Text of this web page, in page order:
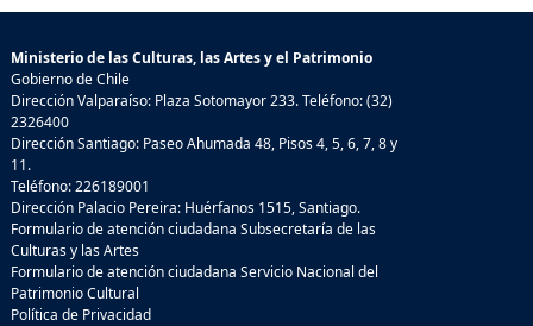
Ministerio de las Culturas, las Artes y el Patrimonio
Gobierno de Chile
Dirección Valparaíso: Plaza Sotomayor 233. Teléfono: (32)
2326400
Dirección Santiago: Paseo Ahumada 48, Pisos 4, 5, 6, 7, 8 y
11.
Teléfono: 226189001
Dirección Palacio Pereira: Huérfanos 1515, Santiago.
Formulario de atención ciudadana Subsecretaría de las
Culturas y las Artes
Formulario de atención ciudadana Servicio Nacional del
Patrimonio Cultural
Política de Privacidad